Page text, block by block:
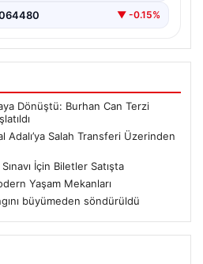
▼ -0.15%
Dönüştü: Burhan Can Terzi
Adalı’ya Salah Transferi Üzerinden
İçin Biletler Satışta
Yaşam Mekanları
büyümeden söndürüldü